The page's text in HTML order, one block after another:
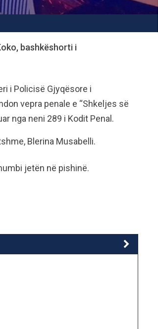
bashkëshorti i
i Policisë Gjyqësore i
vepra penale e “Shkeljes së
nga neni 289 i Kodit Penal.
Blerina Musabelli.
jetën në pishinë.